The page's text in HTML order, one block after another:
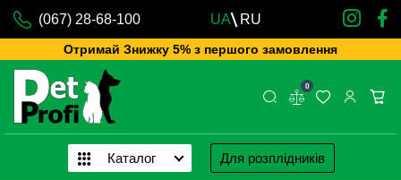
(067) 28-68-100 UA RU
Отримай Знижку 5% з першого замовлення
0
Каталог Для розплідників